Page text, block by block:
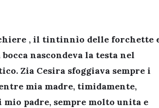
, il tintinnìo delle forchette
nascondeva la testa nel
Zia Cesira sfoggiava sempre i
mia madre, timidamente,
padre, sempre molto unita e